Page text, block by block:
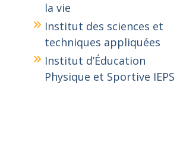
la vie
Institut des sciences et
techniques appliquées
Institut d’Éducation
Physique et Sportive IEPS